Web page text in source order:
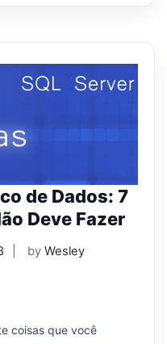
de Dados: 7
Deve Fazer
by Wesley
coisas que você